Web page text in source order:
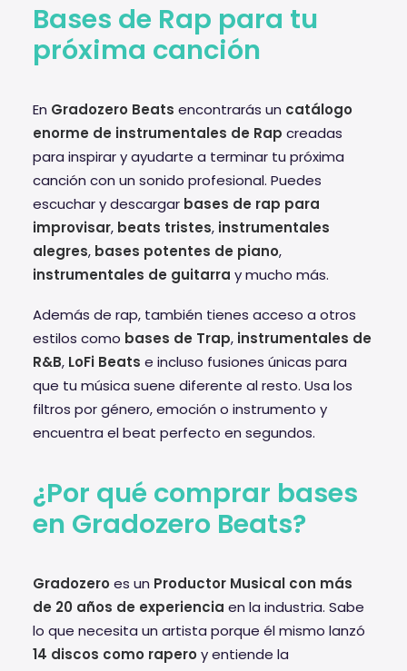
Bases de Rap para tu
próxima canción
En Gradozero Beats encontrarás un catálogo
enorme de instrumentales de Rap creadas
para inspirar y ayudarte a terminar tu próxima
canción con un sonido profesional. Puedes
escuchar y descargar bases de rap para
improvisar, beats tristes, instrumentales
alegres, bases potentes de piano,
instrumentales de guitarra y mucho más.
Además de rap, también tienes acceso a otros
estilos como bases de Trap, instrumentales de
R&B, LoFi Beats e incluso fusiones únicas para
que tu música suene diferente al resto. Usa los
filtros por género, emoción o instrumento y
encuentra el beat perfecto en segundos.
¿Por qué comprar bases
en Gradozero Beats?
Gradozero es un Productor Musical con más
de 20 años de experiencia en la industria. Sabe
lo que necesita un artista porque él mismo lanzó
14 discos como rapero y entiende la